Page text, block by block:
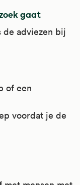
op
tot
schrijven
van
gaat
adviezen bij
of een
voordat je de